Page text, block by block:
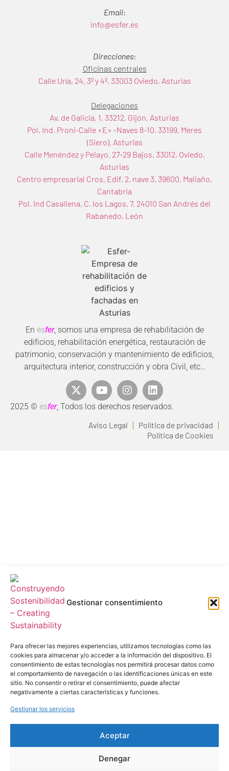
Gestionar consentimiento
Para ofrecer las mejores experiencias, utilizamos tecnologías como las
cookies para almacenar y/o acceder a la información del dispositivo. El
consentimiento de estas tecnologías nos permitirá procesar datos como
el comportamiento de navegación o las identificaciones únicas en este
sitio. No consentir o retirar el consentimiento, puede afectar
negativamente a ciertas características y funciones.
Gestionar los servicios
Aceptar
Denegar
Email:
info@esfer.es
Direcciones:
Oficinas centrales
Calle Uría, 24, 3º y 4º, 33003 Oviedo, Asturias
Delegaciones
Av. de Galicia, 1, 33212, Gijón, Asturias
Pol. Ind. Proni-Calle «E» -Naves 8-10, 33199, Meres
(Siero), Asturias
Calle Menéndez y Pelayo, 27-29 Bajos, 33012, Oviedo,
Asturias
Centro empresarial Cros, Edif. 2, nave 3, 39600, Maliaño,
Cantabria
Pol. Ind Casallena, C. los Lagos, 7, 24010 San Andrés del
Rabanedo, León
En esfer, somos una empresa de rehabilitación de
edificios, rehabilitación energética, restauración de
patrimonio, conservación y mantenimiento de edificios,
arquitectura interior, construcción y obra Civil, etc…
2025 © esfer, Todos los derechos reservados.
Aviso Legal
Política de privacidad
Política de Cookies